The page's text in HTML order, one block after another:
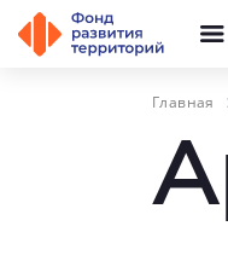
Главная